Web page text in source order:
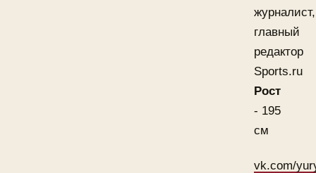
журналист,
главный
редактор
Sports.ru
Рост
- 195
см
vk.com/